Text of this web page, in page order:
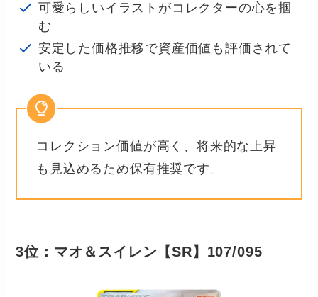
可愛らしいイラストがコレクターの心を掴
む
安定した価格推移で資産価値も評価されて
いる
コレクション価値が高く、将来的な上昇
も見込めるため保有推奨です。
3位：マオ＆スイレン【SR】107/095